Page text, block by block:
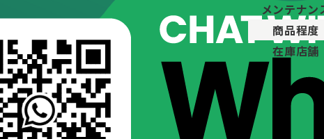
メンテナン
商品程度
在庫店舗